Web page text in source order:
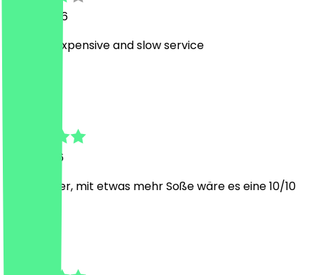
10. Juli 2026
a bit too expensive and slow service
3. Juli 2026
Sooo lecker, mit etwas mehr Soße wäre es eine 10/10